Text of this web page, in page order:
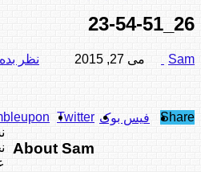
26_23-54-51
Sam می 27, 2015 نظر بده
Share فیس بوک Twitter
About Sam